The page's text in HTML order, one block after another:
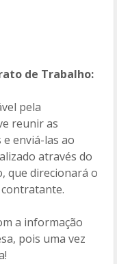
de Trabalho:
pela
reunir as
enviá-las ao
através do
que direcionará o
a informação
pois uma vez